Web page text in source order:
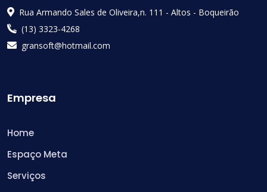
Rua Armando Sales de Oliveira,n. 111 - Altos - Boqueirão
(13) 3323-4268
gransoft@hotmail.com
Empresa
Home
Espaço Meta
Serviços